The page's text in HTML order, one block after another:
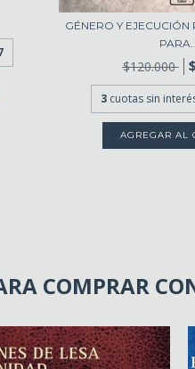
GÉNERO Y EJECUCIÓN
$120.000
3 cuotas sin
COMPRAR